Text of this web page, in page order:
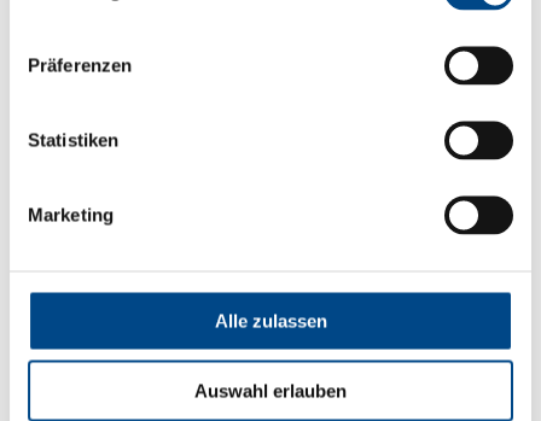
Präferenzen
Statistiken
Marketing
Alle zulassen
Auswahl erlauben
Untersuchungspflicht nach Trinkwasserverordnung - Wir
bieten ein rechts-sicheres rundum Paket in 5 Schritten.